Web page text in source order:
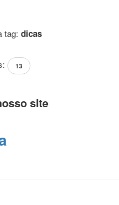
tag: dicas
13
site